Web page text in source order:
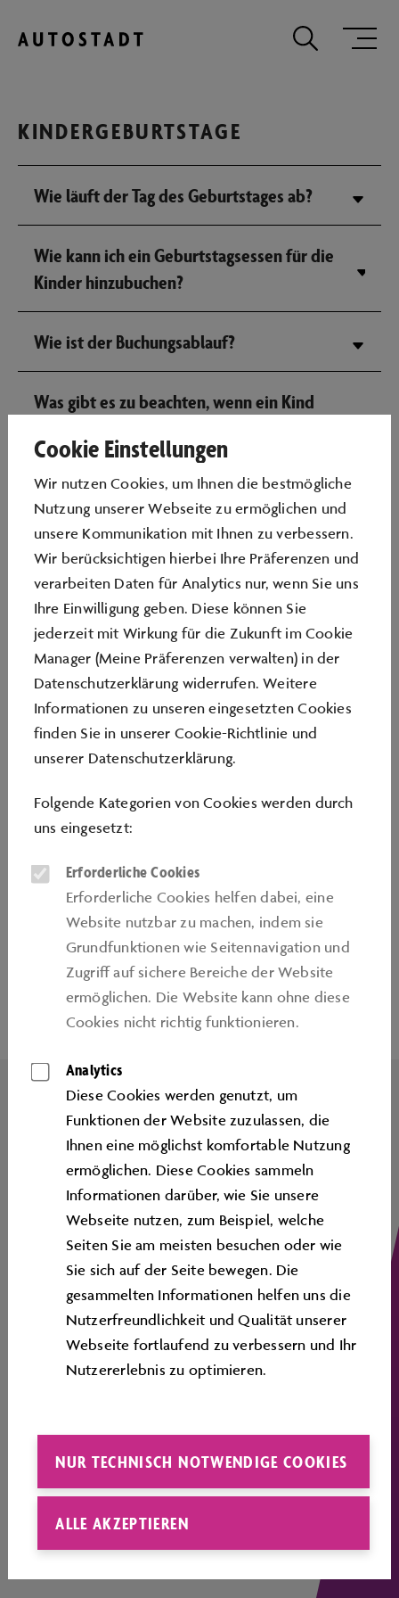
KINDERGEBURTSTAGE
Wie läuft der Tag des Geburtstages ab?
Wie kann ich ein Geburtstagsessen für die
Kinder hinzubuchen?
Wie ist der Buchungsablauf?
Was gibt es zu beachten, wenn ein Kind
angewiesen ist?
Sind die Eltern beim Geburtstag dabei?
Sind die Altersangaben bei den
Geburtstagen verbindlich?
Müssen die Kinder technisches Wissen
mitbringen?
Kann die Teilnehmerzahl nach bereits
getätigten Buchungen erhöht werden?
Dürfen die Kinder beim Geburtstag essen
und trinken?
Seitenanfang
IMPRESSUM
ÜBERSICHTSPLAN
CORPORATE INFORMATION
RECHTLICHES
Informationen zur Barrierefreiheit
FOLGEN SIE UNS
Cookie Einstellungen
Wir nutzen Cookies, um Ihnen die bestmögliche
Nutzung unserer Webseite zu ermöglichen und
unsere Kommunikation mit Ihnen zu verbessern.
Wir berücksichtigen hierbei Ihre Präferenzen und
verarbeiten Daten für Analytics nur, wenn Sie uns
Ihre Einwilligung geben. Diese können Sie
jederzeit mit Wirkung für die Zukunft im Cookie
Manager (Meine Präferenzen verwalten) in der
Datenschutzerklärung widerrufen. Weitere
Informationen zu unseren eingesetzten Cookies
finden Sie in unserer Cookie-Richtlinie und
unserer Datenschutzerklärung.
Folgende Kategorien von Cookies werden durch
uns eingesetzt:
Erforderliche Cookies
Erforderliche Cookies helfen dabei, eine
Website nutzbar zu machen, indem sie
Grundfunktionen wie Seitennavigation und
Zugriﬀ auf sichere Bereiche der Website
ermöglichen. Die Website kann ohne diese
Cookies nicht richtig funktionieren.
Analytics
Diese Cookies werden genutzt, um
Funktionen der Website zuzulassen, die
Ihnen eine möglichst komfortable Nutzung
ermöglichen. Diese Cookies sammeln
Informationen darüber, wie Sie unsere
Webseite nutzen, zum Beispiel, welche
Seiten Sie am meisten besuchen oder wie
Sie sich auf der Seite bewegen. Die
gesammelten Informationen helfen uns die
Nutzerfreundlichkeit und Qualität unserer
Webseite fortlaufend zu verbessern und Ihr
Nutzererlebnis zu optimieren.
NUR TECHNISCH NOTWENDIGE COOKIES
ALLE AKZEPTIEREN